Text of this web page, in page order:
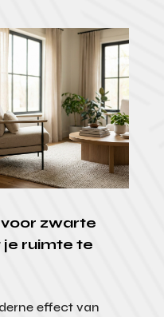
zwarte
je ruimte te
effect van